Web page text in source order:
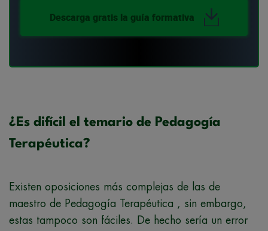
Descarga gratis la guía formativa
¿Es difícil el temario de Pedagogía
Terapéutica?
Existen oposiciones más complejas de las de
maestro de Pedagogía Terapéutica , sin embargo,
estas tampoco son fáciles. De hecho sería un error